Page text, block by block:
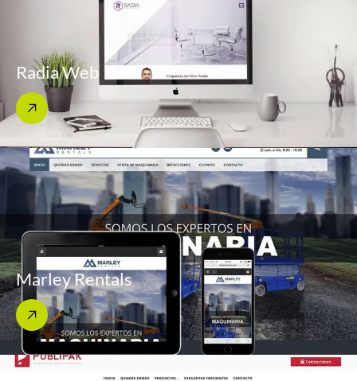
Radia Web
Marley Rentals